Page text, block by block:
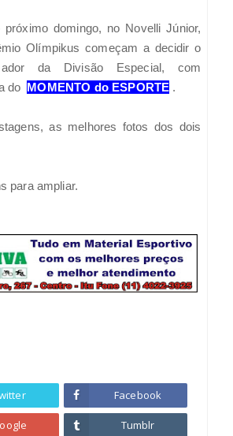
domingo, no Novelli Júnior,
Olímpikus começam a decidir o
da Divisão Especial, com
do MOMENTO do ESPORTE .
as melhores fotos dos dois
para ampliar.
Facebook
Tumblr